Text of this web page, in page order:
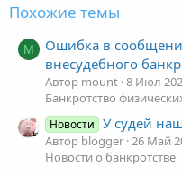
Похожие темы
M
Ошибка в
внесудебного
Автор mount 8 Июл
Банкротство
Новости У судей
Автор blogger 26 Май
Новости о банкротстве